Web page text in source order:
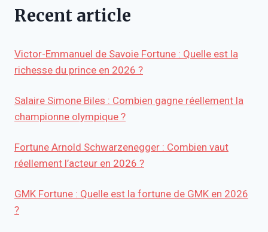
Recent article
Victor-Emmanuel de Savoie Fortune : Quelle est la
richesse du prince en 2026 ?
Salaire Simone Biles : Combien gagne réellement la
championne olympique ?
Fortune Arnold Schwarzenegger : Combien vaut
réellement l’acteur en 2026 ?
GMK Fortune : Quelle est la fortune de GMK en 2026
?